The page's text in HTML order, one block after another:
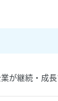
が継続・成